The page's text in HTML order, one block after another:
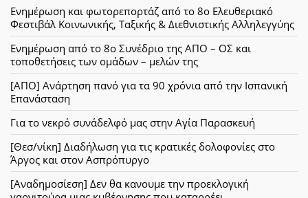
Ενημέρωση και φωτορεπορτάζ από το 8ο Ελευθεριακό
Φεστιβάλ Κοινωνικής, Ταξικής & Διεθνιστικής Αλληλεγγύης
Ενημέρωση από το 8ο Συνέδριο της ΑΠΟ – ΟΣ και
τοποθετήσεις των ομάδων – μελών της
[ΑΠΟ] Ανάρτηση πανό για τα 90 χρόνια από την Ισπανική
Επανάσταση
Για το νεκρό συνάδελφό μας στην Αγία Παρασκευή
[Θεσ/νίκη] Διαδήλωση για τις κρατικές δολοφονίες στο
Άργος και στον Ασπρόπυργο
[Αναδημοσίεση] Δεν θα κανουμε την προεκλογική